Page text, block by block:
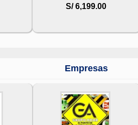
S/ 6,199.00
Empresas